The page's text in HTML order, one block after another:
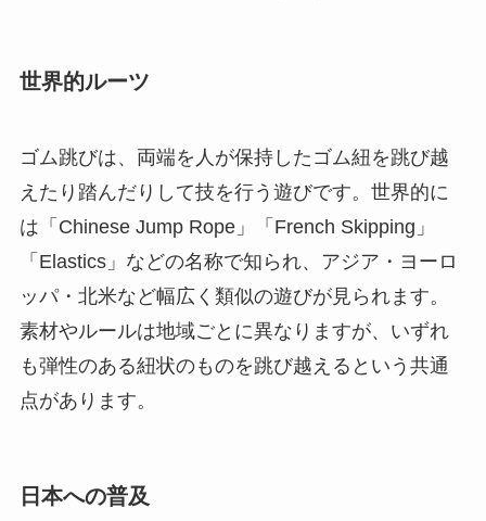
世界的ルーツ
ゴム跳びは、両端を人が保持したゴム紐を跳び越
えたり踏んだりして技を行う遊びです。世界的に
は「Chinese Jump Rope」「French Skipping」
「Elastics」などの名称で知られ、アジア・ヨーロ
ッパ・北米など幅広く類似の遊びが見られます。
素材やルールは地域ごとに異なりますが、いずれ
も弾性のある紐状のものを跳び越えるという共通
点があります。
日本への普及